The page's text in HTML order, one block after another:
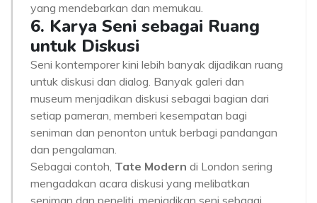
yang mendebarkan dan memukau.
6. Karya Seni sebagai Ruang
untuk Diskusi
Seni kontemporer kini lebih banyak dijadikan ruang
untuk diskusi dan dialog. Banyak galeri dan
museum menjadikan diskusi sebagai bagian dari
setiap pameran, memberi kesempatan bagi
seniman dan penonton untuk berbagi pandangan
dan pengalaman.
Sebagai contoh, Tate Modern di London sering
mengadakan acara diskusi yang melibatkan
seniman dan peneliti, menjadikan seni sebagai